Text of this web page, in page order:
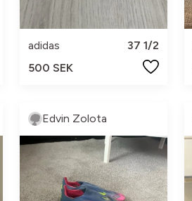
adidas
37 1/2
500 SEK
Edvin Zolota